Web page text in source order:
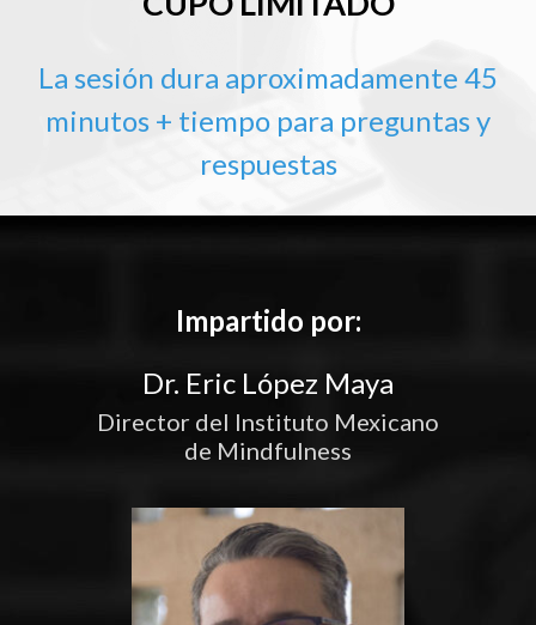
La sesión dura aproximadamente 45
minutos + tiempo para preguntas y
respuestas
Impartido por:
Dr. Eric López Maya
Director del Instituto Mexicano
de Mindfulness